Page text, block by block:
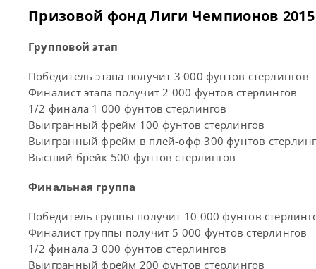
Призовой фонд Лиги Чемпионов 2015
Групповой этап
Победитель этапа получит 3 000 фунтов стерлингов
Финалист этапа получит 2 000 фунтов стерлингов
1/2 финала 1 000 фунтов стерлингов
Выигранный фрейм 100 фунтов стерлингов
Выигранный фрейм в плей-офф 300 фунтов
Высший брейк 500 фунтов стерлингов
Финальная группа
Победитель группы получит 10 000 фунтов
Финалист группы получит 5 000 фунтов стерлингов
1/2 финала 3 000 фунтов стерлингов
Выигранный фрейм 200 фунтов стерлингов